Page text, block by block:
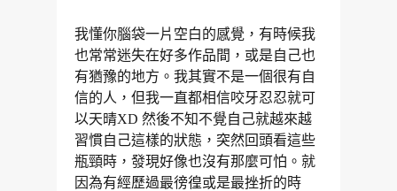
我懂你腦袋一片空白的感覺，有時候我
也常常迷失在好多作品間，或是自己也
有猶豫的地方。我其實不是一個很有自
信的人，但我一直都相信咬牙忍忍就可
以天晴XD 然後不知不覺自己就越來越
習慣自己這樣的狀態，突然回頭看這些
瓶頸時，發現好像也沒有那麼可怕。就
因為有經歷過最徬徨或是最挫折的時